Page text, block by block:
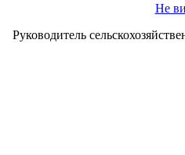
Не
Руководитель